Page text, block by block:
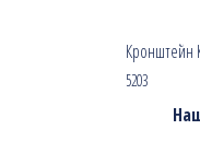
Кронштейн
5203